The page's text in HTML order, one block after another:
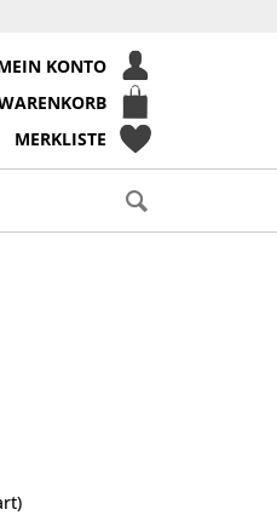
KONTO
MERKLISTE